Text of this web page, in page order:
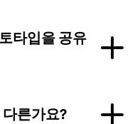
타입을 공유
른가요?